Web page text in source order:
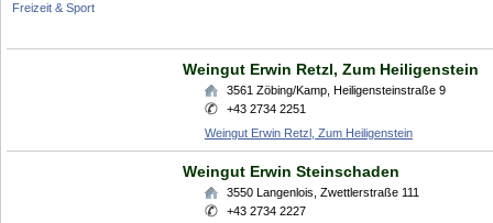
Freizeit & Sport
Weingut Erwin Retzl, Zum Heiligenstein
3561 Zöbing/Kamp Heiligensteinstraße 9
+43 2734 2251
Weingut Erwin Retzl, Zum Heiligenstein
Weingut Erwin Steinschaden
3550 Langenlois Zwettlerstraße 111
+43 2734 2227